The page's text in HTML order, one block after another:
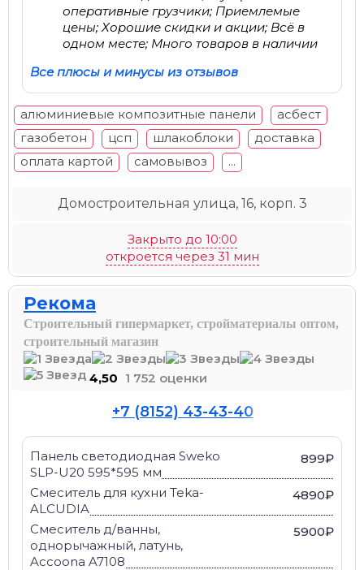
оперативные грузчики; Приемлемые
цены; Хорошие скидки и акции; Всё в
одном месте; Много товаров в наличии
Все плюсы и минусы из отзывов
алюминиевые композитные панели
асбест
газобетон
цсп шлакоблоки
доставка
оплата картой
самовывоз ...
Домостроительная улица, 16, корп. 3
Закрыто до 10:00
откроется через 31 мин
Рекома
Строительный гипермаркет, стройматериалы оптом,
строительный магазин
4,50 1 752 оценки
+7 (8152) 43-43-40
Панель светодиодная Sweko
SLP-U20 595*595 мм
899₽
Смеситель для кухни Teka-
ALCUDIA
4890₽
Смеситель д/ванны,
однорычажный, латунь,
Accoona A7108
5900₽